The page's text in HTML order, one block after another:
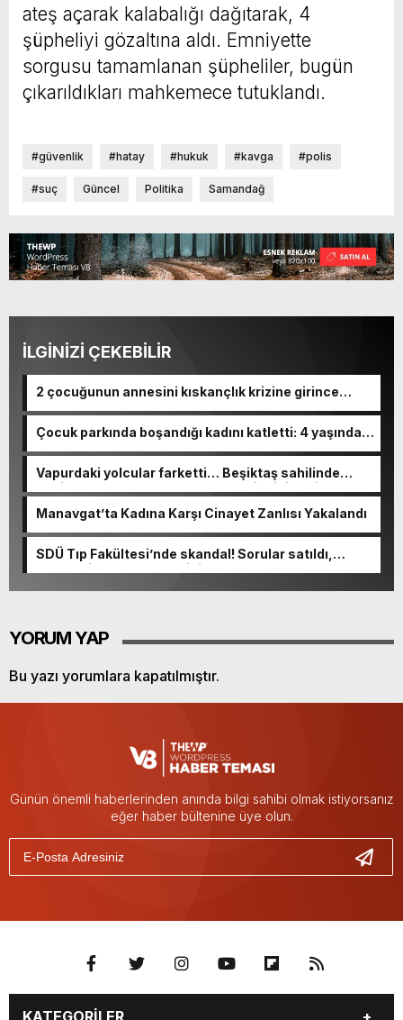
ateş açarak kalabalığı dağıtarak, 4
şüpheliyi gözaltına aldı. Emniyette
sorgusu tamamlanan şüpheliler, bugün
çıkarıldıkları mahkemece tutuklandı.
#güvenlik #hatay #hukuk #kavga #polis
#suç Güncel Politika Samandağ
İLGİNİZİ ÇEKEBİLİR
2 çocuğunun annesini kıskançlık krizine girince
Çocuk parkında boşandığı kadını katletti: 4 yaşındaki
Vapurdaki yolcular farketti… Beşiktaş sahilinde
denizden cansız beden çıkarıldı! Kimliği belli oldu
Manavgat’ta Kadına Karşı Cinayet Zanlısı Yakalandı
SDÜ Tıp Fakültesi’nde skandal! Sorular satıldı,
akademisyen de olayın içinde
YORUM YAP
Bu yazı yorumlara kapatılmıştır.
Günün önemli haberlerinden anında bilgi sahibi olmak istiyorsanız
eğer haber bültenine üye olun.
KATEGORİLER